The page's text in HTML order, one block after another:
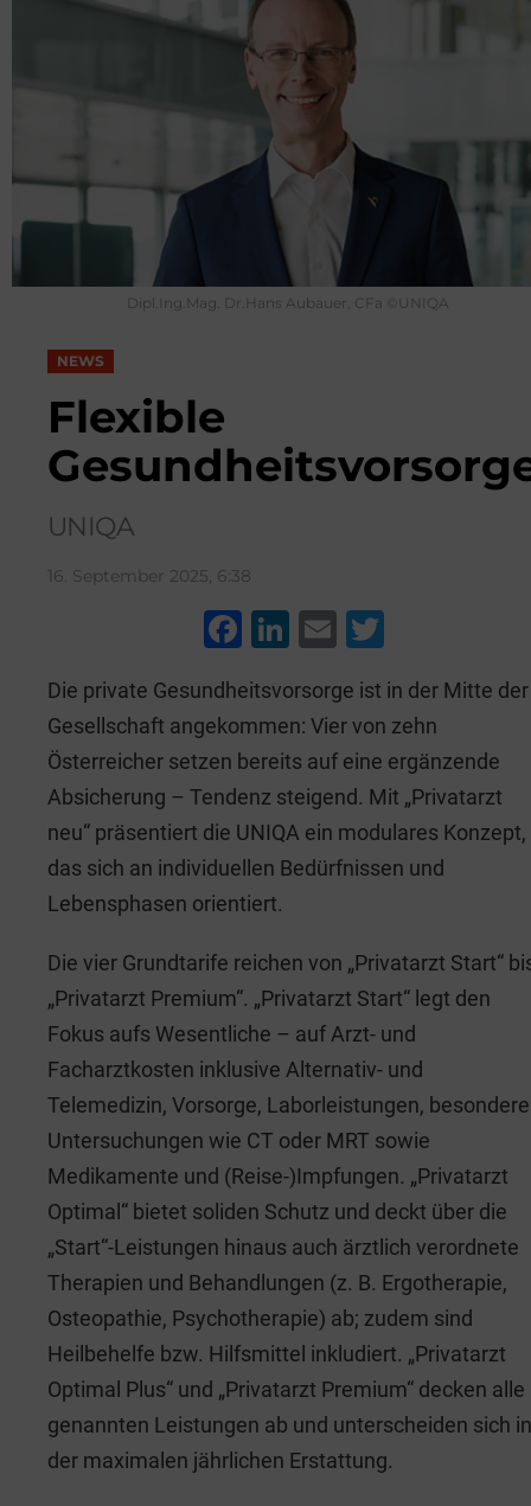
Dipl.Ing.Mag. Dr.Hans Aubauer, CFa ©UNIQA
NEWS
Flexible
UNIQA
16. September 2025, 6:38
F
c
e
b
o
o
k
Li
k
e
dI
n
E
ai
l
tt
er
Die private Gesundheitsvorsorge ist in der Mitte der
Gesellschaft angekommen: Vier von zehn
Österreicher setzen bereits auf eine ergänzende
Absicherung – Tendenz steigend. Mit „Privatarzt
neu“ präsentiert die UNIQA ein modulares Konzept,
das sich an individuellen Bedürfnissen und
Lebensphasen orientiert.
Die vier Grundtarife reichen von „Privatarzt Start“
„Privatarzt Premium“. „Privatarzt Start“ legt den
Fokus aufs Wesentliche – auf Arzt- und
Facharztkosten inklusive Alternativ- und
Telemedizin, Vorsorge, Laborleistungen, besondere
Untersuchungen wie CT oder MRT sowie
Medikamente und (Reise-)Impfungen. „Privatarzt
Optimal“ bietet soliden Schutz und deckt über die
„Start“-Leistungen hinaus auch ärztlich verordnete
Therapien und Behandlungen (z. B. Ergotherapie,
Osteopathie, Psychotherapie) ab; zudem sind
Heilbehelfe bzw. Hilfsmittel inkludiert. „Privatarzt
Optimal Plus“ und „Privatarzt Premium“ decken alle
genannten Leistungen ab und unterscheiden sich in
der maximalen jährlichen Erstattung.